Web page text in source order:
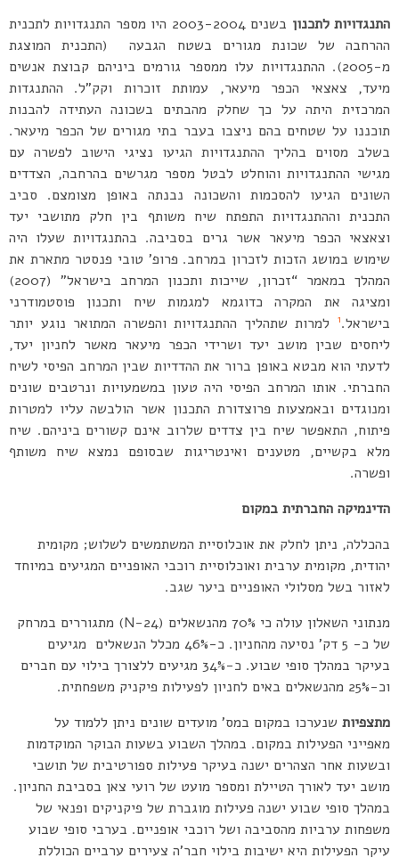
התנגדויות לתכנון
בשנים 2003-2004 היו מספר התנגדויות לתכנית
ההרחבה של שכונת מגורים בשטח הגבעה (התכנית המוצגת
מ-2005). ההתנגדויות עלו ממספר גורמים ביניהם קבוצת אנשים
מיעד, צאצאי הכפר מיעאר, עמותת זוכרות וקק”ל. ההתנגדות
המרכזית היתה על כך שחלק מהבתים בשכונה העתידה להבנות
תוכננו על שטחים בהם ניצבו בעבר בתי מגורים של הכפר מיעאר.
בשלב מסוים בהליך ההתנגדויות הגיעו נציגי הישוב לפשרה עם
מגישי ההתנגדויות והוחלט לבטל מספר מגרשים בהרחבה, הצדדים
השונים הגיעו להסכמות והשכונה נבנתה באופן מצומצם. סביב
התכנית וההתנגדויות התפתח שיח משותף בין חלק מתושבי יעד
וצאצאי הכפר מיעאר אשר גרים בסביבה. בהתנגדויות שעלו היה
שימוש במושג הזכות לזכרון במרחב. פרופ’ טובי פנסטר מתארת את
המהלך במאמר “זכרון, שייכות ותכנון המרחב בישראל” (2007)
ומציגה את המקרה כדוגמא למגמות שיח ותכנון פוסטמודרני
בישראל.1
למרות שתהליך ההתנגדויות והפשרה המתואר נוגע יותר
ליחסים שבין מושב יעד ושרידי הכפר מיעאר מאשר לחניון יעד,
לדעתי הוא מבטא באופן ברור את ההדדיות שבין המרחב הפיסי לשיח
החברתי. אותו המרחב הפיסי היה טעון במשמעויות ונרטבים שונים
ומנוגדים ובאמצעות פרוצדורת התכנון אשר הולבשה עליו למטרות
פיתוח, התאפשר שיח בין צדדים שלרוב אינם קשורים ביניהם. שיח
מלא בקשיים, מטענים ואינטריגות שבסופם נמצא שיח משותף
ופשרה.
הדינמיקה החברתית במקום
בהכללה, ניתן לחלק את אוכלוסיית המשתמשים לשלוש; מקומית
יהודית, מקומית ערבית ואוכלוסיית רוכבי האופניים המגיעים במיוחד
לאזור בשל מסלולי האופניים ביער שגב.
מנתוני השאלון עולה כי 70% מהנשאלים (N-24) מתגוררים במרחק
של כ- 5 דק’ נסיעה מהחניון. כ-46% מכלל הנשאלים מגיעים
בעיקר במהלך סופי שבוע. כ-34% מגיעים ללצורך בילוי עם חברים
וכ-25% מהנשאלים באים לחניון לפעילות פיקניק משפחתית.
מתצפיות שנערכו במקום במס’ מועדים שונים ניתן ללמוד על
מאפייני הפעילות במקום. במהלך השבוע בשעות הבוקר המוקדמות
ובשעות אחר הצהרים ישנה בעיקר פעילות ספורטיבית של תושבי
מושב יעד לאורך הטיילת ומספר מועט של רועי צאן בסביבת החניון.
במהלך סופי שבוע ישנה פעילות מוגברת של פיקניקים ופנאי של
משפחות ערביות מהסביבה ושל רוכבי אופניים. בערבי סופי שבוע
עיקר הפעילות היא ישיבות בילוי חבר’ה צעירים ערביים הכוללת